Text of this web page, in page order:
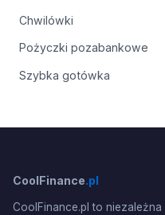
Chwilówki
Pożyczki pozabankowe
Szybka gotówka
CoolFinance.pl
CoolFinance.pl to